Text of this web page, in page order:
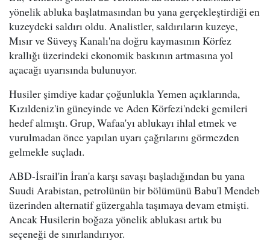
yönelik abluka başlatmasından bu yana gerçekleştirdiği en
kuzeydeki saldırı oldu. Analistler, saldırıların kuzeye,
Mısır ve Süveyş Kanalı'na doğru kaymasının Körfez
krallığı üzerindeki ekonomik baskının artmasına yol
açacağı uyarısında bulunuyor.
Husiler şimdiye kadar çoğunlukla Yemen açıklarında,
Kızıldeniz'in güneyinde ve Aden Körfezi'ndeki gemileri
hedef almıştı. Grup, Wafaa'yı ablukayı ihlal etmek ve
vurulmadan önce yapılan uyarı çağrılarını görmezden
gelmekle suçladı.
ABD-İsrail'in İran'a karşı savaşı başladığından bu yana
Suudi Arabistan, petrolünün bir bölümünü Babu'l Mendeb
üzerinden alternatif güzergahla taşımaya devam etmişti.
Ancak Husilerin boğaza yönelik ablukası artık bu
seçeneği de sınırlandırıyor.